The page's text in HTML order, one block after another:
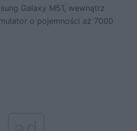
Galaxy M51, wewnątrz
o pojemności aż 7000